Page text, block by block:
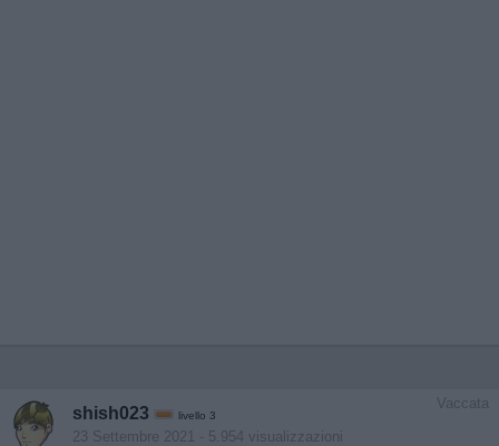
Vaccata
shish023 livello 3
23 Settembre 2021 - 5.954 visualizzazioni